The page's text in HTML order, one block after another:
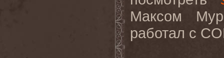
Максом
работал с